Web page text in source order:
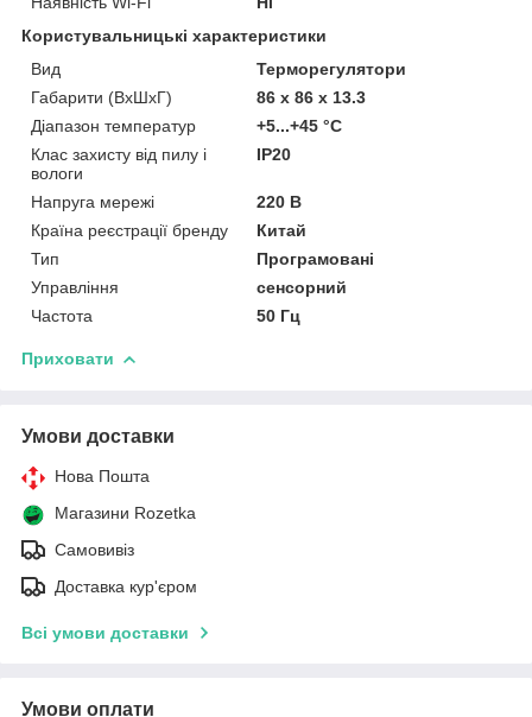
Користувальницькі характеристики
Вид
Терморегулятори
Габарити (ВхШхГ)
86 х 86 х 13.3
Діапазон температур
+5...+45 °С
Клас захисту від пилу і
вологи
IP20
Напруга мережі
220 В
Країна реєстрації бренду
Китай
Тип
Програмовані
Управління
сенсорний
Частота
50 Гц
Приховати
Умови доставки
Нова Пошта
Магазини Rozetka
Самовивіз
Доставка кур'єром
Всі умови доставки
Умови оплати